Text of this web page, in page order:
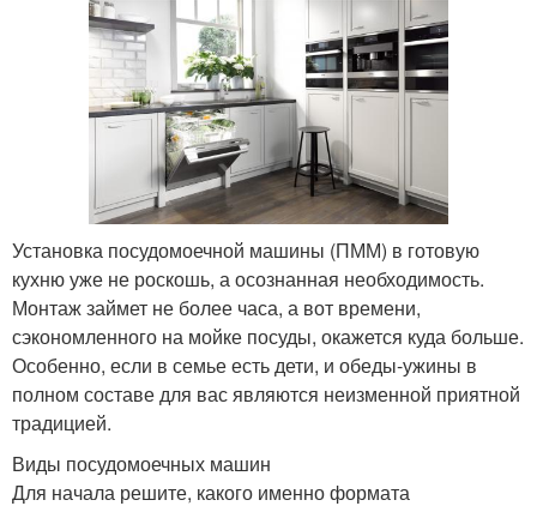
Установка посудомоечной машины (ПММ) в готовую
кухню уже не роскошь, а осознанная необходимость.
Монтаж займет не более часа, а вот времени,
сэкономленного на мойке посуды, окажется куда больше.
Особенно, если в семье есть дети, и обеды-ужины в
полном составе для вас являются неизменной приятной
традицией.
Виды посудомоечных машин
Для начала решите, какого именно формата